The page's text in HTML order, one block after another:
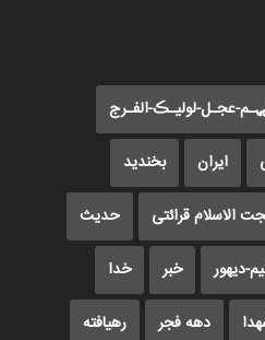
عجـل-لولیـڪ-الفـرج
ایران بخندید
الاسلام قرائتی حدیث
دیهور خبر خدا
دهه فجر رهیافته